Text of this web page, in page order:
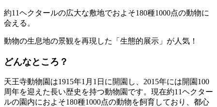
約11ヘクタールの広大な敷地でおよそ180種1000点の動物に
会える。
動物の生息地の景観を再現した「生態的展示」が人気！
どんなところ？
天王寺動物園は1915年1月1日に開園し、2015年には開園100
周年を迎えた長い歴史を持つ動物園です。現在約11ヘクター
ルの園内におよそ180種1000点の動物を飼育しており、都心